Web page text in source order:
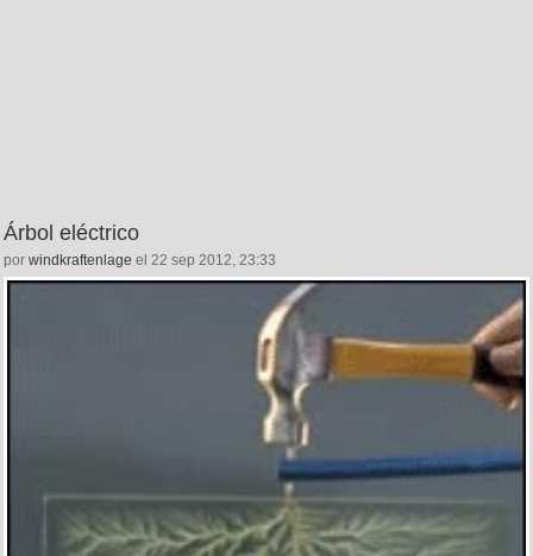
Árbol eléctrico
por windkraftenlage el 22 sep 2012, 23:33